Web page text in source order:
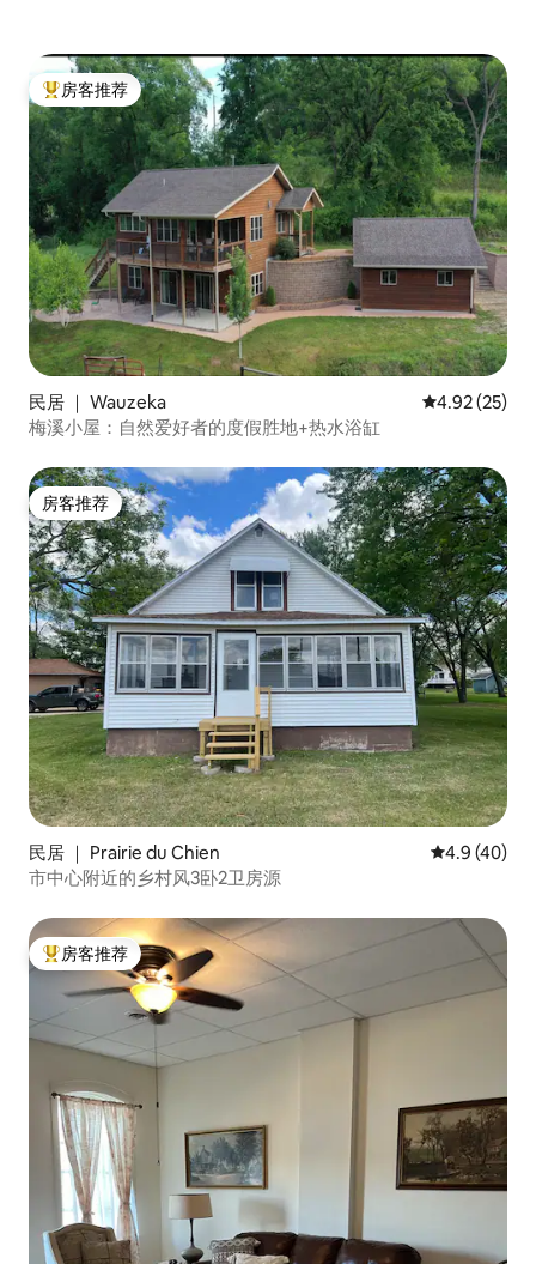
热门「房客推荐」
房客推荐
民居 ｜ Wauzeka 平均评分
4.92 (25)
梅溪小屋：自然爱好者的度假胜地+热水浴缸
房客推荐
房客推荐
民居 ｜ Prairie du Chien 平均评分
4.9 (40)
市中心附近的乡村风3卧2卫房源
热门「房客推荐」
房客推荐